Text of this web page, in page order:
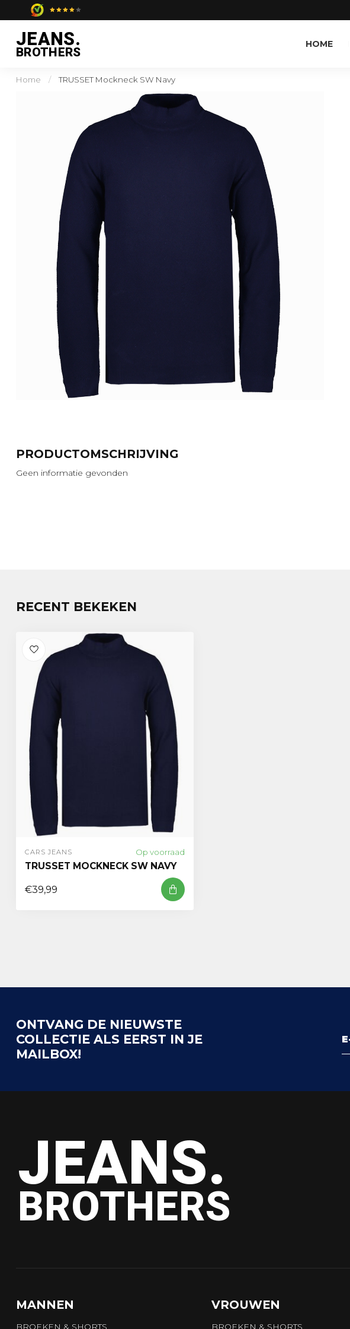
JEANS.
BROTHERS HOME
Home / TRUSSET Mockneck SW Navy
PRODUCTOMSCHRIJVING
Geen informatie gevonden
RECENT BEKEKEN
CARS JEANS Op voorraad
TRUSSET MOCKNECK SW NAVY
€39,99
ONTVANG DE NIEUWSTE
COLLECTIE ALS EERST IN JE
MAILBOX!
JEANS.
BROTHERS
MANNEN
BROEKEN & SHORTS
VROUWEN
BROEKEN & SHORTS